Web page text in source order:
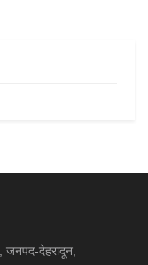
जनपद-देहरादून,